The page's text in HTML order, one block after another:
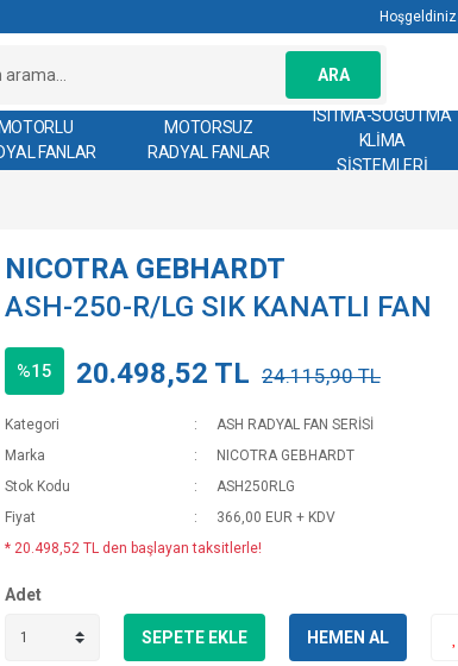
Hoşgeldiniz
ARA
MOTORLU
FANLAR
MOTORSUZ
RADYAL FANLAR
ISITMA-SOĞUTMA
KLİMA
SİSTEMLERİ
NICOTRA GEBHARDT
ASH-250-R/LG SIK KANATLI FAN
%15 20.498,52 TL 24.115,90 TL
Kategori
ASH RADYAL FAN SERİSİ
Marka
NICOTRA GEBHARDT
Stok Kodu
ASH250RLG
Fiyat
366,00 EUR + KDV
* 20.498,52 TL den başlayan taksitlerle!
Adet
SEPETE EKLE HEMEN AL